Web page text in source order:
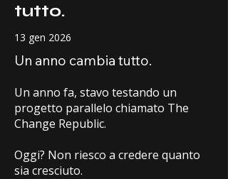
tutto.
13 gen 2026
Un anno cambia tutto.
Un anno fa, stavo testando un
progetto parallelo chiamato The
Change Republic.
Oggi? Non riesco a credere quanto
sia cresciuto.